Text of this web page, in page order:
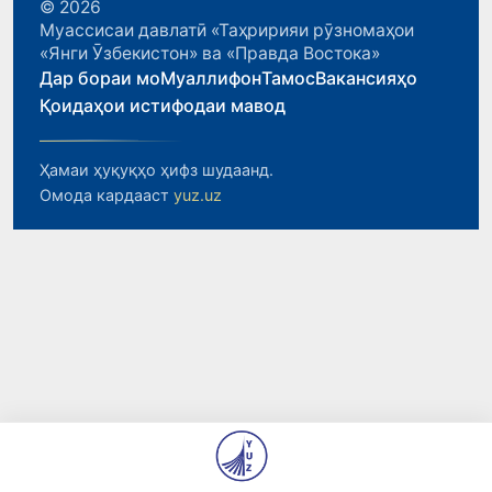
© 2026
Муассисаи давлатӣ «Таҳририяи рӯзномаҳои
«Янги Ӯзбекистон» ва «Правда Востока»
Дар бораи моМуаллифонТамосВакансияҳо
Қоидаҳои истифодаи мавод
Ҳамаи ҳуқуқҳо ҳифз шудаанд.
Омода кардааст yuz.uz